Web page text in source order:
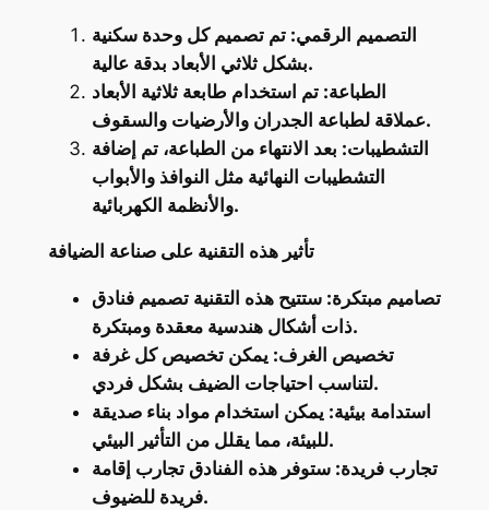
التصميم الرقمي: تم تصميم كل وحدة سكنية
بشكل ثلاثي الأبعاد بدقة عالية.
الطباعة: تم استخدام طابعة ثلاثية الأبعاد
عملاقة لطباعة الجدران والأرضيات والسقوف.
التشطيبات: بعد الانتهاء من الطباعة، تم إضافة
التشطيبات النهائية مثل النوافذ والأبواب
والأنظمة الكهربائية.
تأثير هذه التقنية على صناعة الضيافة
تصاميم مبتكرة: ستتيح هذه التقنية تصميم فنادق
ذات أشكال هندسية معقدة ومبتكرة.
تخصيص الغرف: يمكن تخصيص كل غرفة
لتناسب احتياجات الضيف بشكل فردي.
استدامة بيئية: يمكن استخدام مواد بناء صديقة
للبيئة، مما يقلل من التأثير البيئي.
تجارب فريدة: ستوفر هذه الفنادق تجارب إقامة
فريدة للضيوف.